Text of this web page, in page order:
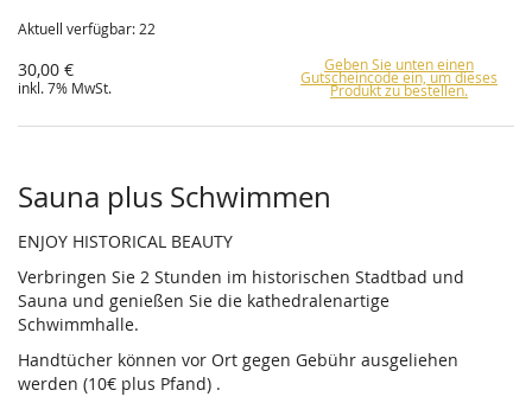
Aktuell verfügbar: 22
30,00 €
inkl. 7% MwSt.
Geben Sie unten einen
Gutscheincode ein, um dieses
Produkt zu bestellen.
Sauna plus Schwimmen
ENJOY HISTORICAL BEAUTY
Verbringen Sie 2 Stunden im historischen Stadtbad und
Sauna und genießen Sie die kathedralenartige
Schwimmhalle.
Handtücher können vor Ort gegen Gebühr ausgeliehen
werden (10€ plus Pfand) .